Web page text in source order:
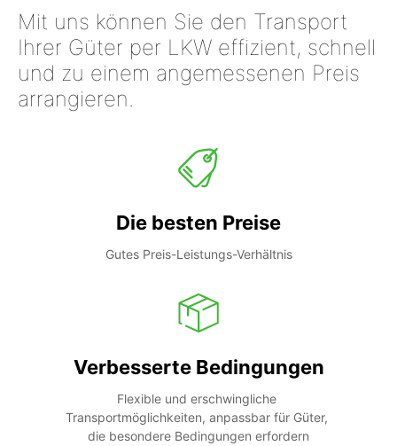
Mit uns können Sie den Transport
Ihrer Güter per LKW effizient, schnell
und zu einem angemessenen Preis
arrangieren.
Die besten Preise
Gutes Preis-Leistungs-Verhältnis
Verbesserte Bedingungen
Flexible und erschwingliche
Transportmöglichkeiten, anpassbar für Güter,
die besondere Bedingungen erfordern